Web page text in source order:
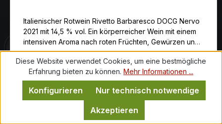
Italienischer Rotwein Rivetto Barbaresco DOCG Nervo
2021 mit 14,5 % vol. Ein körperreicher Wein mit einem
intensiven Aroma nach roten Früchten, Gewürzen und
Veilchen. Am Gaumen ist er samtig und elegant mit gut
eingebundenen Tanninen
45,90 €*
(61,20 € *
Produkt Anzahl: Gib den
Diese Website verwendet Cookies, um eine bestmögliche
Erfahrung bieten zu können. Mehr Informationen ...
Nur technisch notwendige
Konfigurieren
Akzeptieren